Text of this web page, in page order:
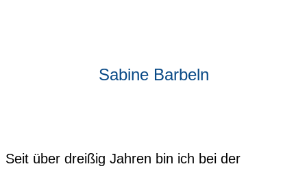
Sabine Barbeln
Seit über dreißig Jahren bin ich bei der